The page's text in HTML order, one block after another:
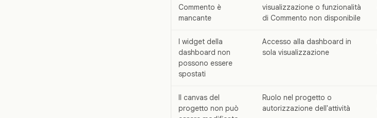
Commento è
mancante
visualizzazione o funzionalità
di Commento non disponibile
I widget della
dashboard non
possono essere
spostati
Accesso alla dashboard in
sola visualizzazione
Il canvas del
progetto non può
Ruolo nel progetto o
autorizzazione dell'attività